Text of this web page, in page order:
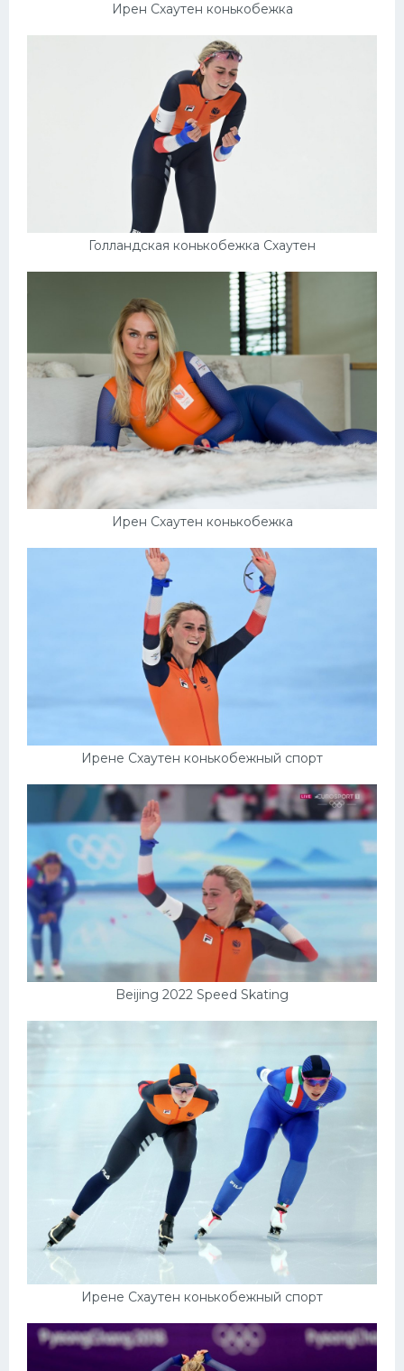
Ирен Схаутен конькобежка
Голландская конькобежка Схаутен
Ирен Схаутен конькобежка
Ирене Схаутен конькобежный спорт
Beijing 2022 Speed Skating
Ирене Схаутен конькобежный спорт